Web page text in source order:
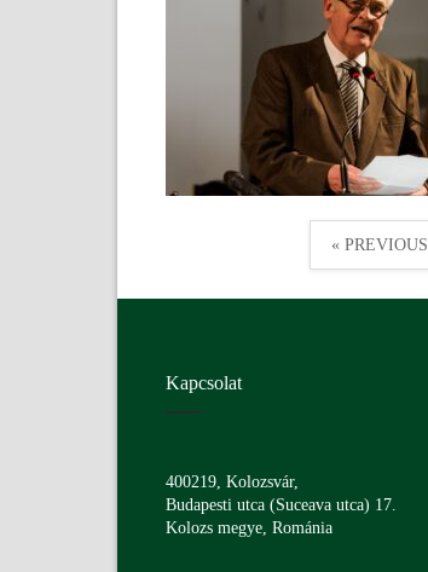
« PREVIOUS
Kapcsolat
400219, Kolozsvár,
Budapesti utca (Suceava utca) 17.
Kolozs megye, Románia